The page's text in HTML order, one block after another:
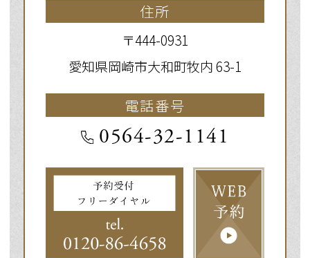
住所
〒444-0931
愛知県岡崎市大和町牧内 63-1
電話番号
0564-32-1141